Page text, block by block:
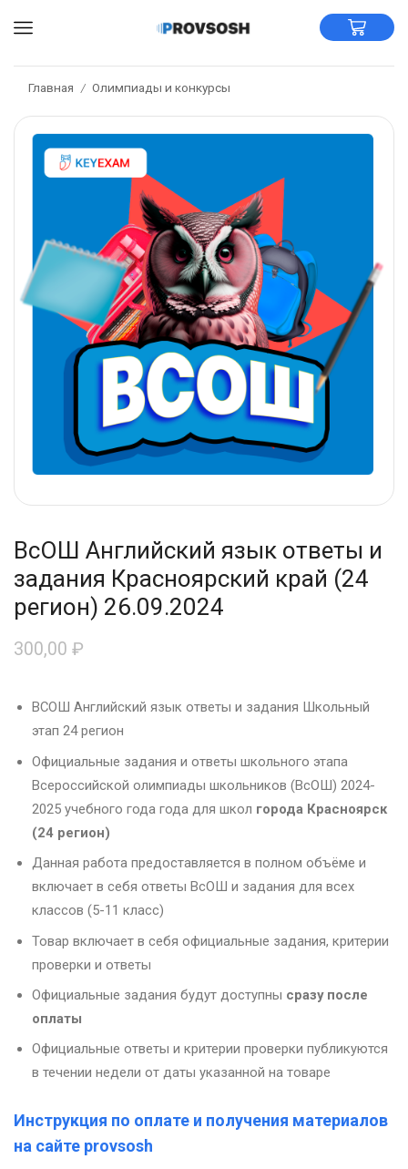
Главная / Олимпиады и конкурсы
ВсОШ Английский язык ответы и
задания Красноярский край (24
регион) 26.09.2024
300,00 ₽
ВСОШ Английский язык ответы и задания Школьный
этап 24 регион
Официальные задания и ответы школьного этапа
Всероссийской олимпиады школьников (ВсОШ) 2024-
2025 учебного года года для школ города Красноярск
(24 регион)
Данная работа предоставляется в полном объёме и
включает в себя ответы ВсОШ и задания для всех
классов (5-11 класс)
Товар включает в себя официальные задания, критерии
проверки и ответы
Официальные задания будут доступны сразу после
оплаты
Официальные ответы и критерии проверки публикуются
в течении недели от даты указанной на товаре
Инструкция по оплате и получения материалов
на сайте provsosh